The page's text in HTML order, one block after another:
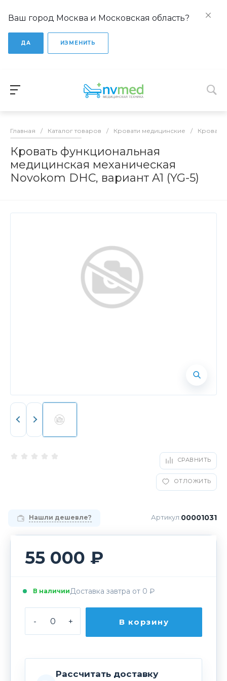
Ваш город Москва и Московская область?
ДА ИЗМЕНИТЬ
Главная / Каталог товаров / Кровати медицинские / Кровати
Кровать функциональная
медицинская механическая
Novokom DHC, вариант A1 (YG-5)
СРАВНИТЬ
ОТЛОЖИТЬ
Артикул:00001031
Нашли дешевле?
55 000 ₽
В наличииДоставка завтра от 0 ₽
- + В корзину
Рассчитать доставку